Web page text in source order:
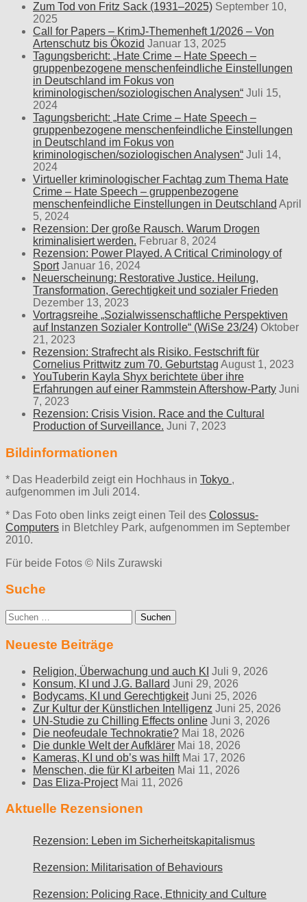
Zum Tod von Fritz Sack (1931–2025) September 10,
2025
Call for Papers – KrimJ-Themenheft 1/2026 – Von
Artenschutz bis Ökozid Januar 13, 2025
Tagungsbericht: „Hate Crime – Hate Speech –
gruppenbezogene menschenfeindliche Einstellungen
in Deutschland im Fokus von
kriminologischen/soziologischen Analysen“ Juli 15,
2024
Tagungsbericht: „Hate Crime – Hate Speech –
gruppenbezogene menschenfeindliche Einstellungen
in Deutschland im Fokus von
kriminologischen/soziologischen Analysen“ Juli 14,
2024
Virtueller kriminologischer Fachtag zum Thema Hate
Crime – Hate Speech – gruppenbezogene
menschenfeindliche Einstellungen in Deutschland April
5, 2024
Rezension: Der große Rausch. Warum Drogen
kriminalisiert werden. Februar 8, 2024
Rezension: Power Played. A Critical Criminology of
Sport Januar 16, 2024
Neuerscheinung: Restorative Justice. Heilung,
Transformation, Gerechtigkeit und sozialer Frieden
Dezember 13, 2023
Vortragsreihe „Sozialwissenschaftliche Perspektiven
auf Instanzen Sozialer Kontrolle“ (WiSe 23/24) Oktober
21, 2023
Rezension: Strafrecht als Risiko. Festschrift für
Cornelius Prittwitz zum 70. Geburtstag August 1, 2023
YouTuberin Kayla Shyx berichtete über ihre
Erfahrungen auf einer Rammstein Aftershow-Party Juni
7, 2023
Rezension: Crisis Vision. Race and the Cultural
Production of Surveillance. Juni 7, 2023
Bildinformationen
* Das Headerbild zeigt ein Hochhaus in Tokyo ,
aufgenommen im Juli 2014.
* Das Foto oben links zeigt einen Teil des Colossus-
Computers in Bletchley Park, aufgenommen im September
2010.
Für beide Fotos © Nils Zurawski
Suche
Suche
nach:
Neueste Beiträge
Religion, Überwachung und auch KI Juli 9, 2026
Konsum, KI und J.G. Ballard Juni 29, 2026
Bodycams, KI und Gerechtigkeit Juni 25, 2026
Zur Kultur der Künstlichen Intelligenz Juni 25, 2026
UN-Studie zu Chilling Effects online Juni 3, 2026
Die neofeudale Technokratie? Mai 18, 2026
Die dunkle Welt der Aufklärer Mai 18, 2026
Kameras, KI und ob’s was hilft Mai 17, 2026
Menschen, die für KI arbeiten Mai 11, 2026
Das Eliza-Project Mai 11, 2026
Aktuelle Rezensionen
Rezension: Leben im Sicherheitskapitalismus
Rezension: Militarisation of Behaviours
Rezension: Policing Race, Ethnicity and Culture